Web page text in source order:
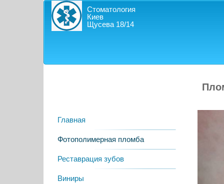
Cтоматология
Киев
Щусева 18/14
Главная
Фотополимерная пломба
Реставрация зубов
Виниры